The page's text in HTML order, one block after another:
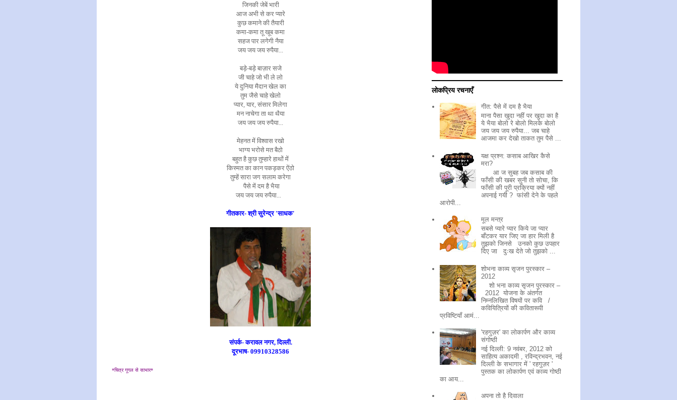
जिनकी जेबें भारी
आज अभी से कर प्यारे
कुछ कमाने की तैयारी
कमा-कमा तू खूब कमा
सहज पार लगेगी नैया
जय जय जय रुपैया...
बड़े-बड़े बाज़ार सजे
जी चाहे जो भी ले लो
ये दुनिया मैदान खेल का
तुम जैसे चाहे खेलो
प्यार, यार, संसार मिलेगा
मन नाचेगा ता था थैया
जय जय जय रुपैया...
मेहनत में विश्वास रखो
भाग्य भरोसे मत बैठो
बहुत है कुछ तुम्हारे हाथों में
किस्मत का कान पकड़कर ऐंठो
तुम्हें सारा जग सलाम करेगा
पैसे में दम है भैया
जय जय जय रुपैया...
गीतकार- श्री सुरेन्द्र 'साधक'
संपर्क- करावल नगर, दिल्ली.
दूरभाष- 09910328586
*चित्र गूगल से साभार*
लोकप्रिय रचनाएँ
गीत: पैसे में दम है भैया
माना पैसा खुदा नहीं पर खुदा का है
ये भैया बोलो रे बोलो मिलके बोलो
जय जय जय रुपैया... जब चाहे
आजमा कर देखो ताकत तुम पैसे ...
यक्ष प्रश्न: कसाब आखिर कैसे
मरा?
आ ज सुबह जब कसाब की
फाँसी की खबर सुनी तो सोचा, कि
फाँसी की पूरी प्रक्रिया क्यों नहीं
अपनाई गयी ? फांसी देने के पहले
आरोपी...
मूल मन्त्र
सबसे प्यारे प्यार किये जा प्यार
बाँटकर यार जिए जा हार मिली है
तुझको जिनसे उनको कुछ उपहार
दिए जा दुःख देते जो तुझको ...
शोभना काव्य सृजन पुरस्कार –
2012
शो भना काव्य सृजन पुरस्कार –
2012 योजना के अंतर्गत
निम्नलिखित विषयों पर कवि /
कवियित्रियों की कवितारूपी
प्रविष्टियाँ आमं...
'रहगुज़र' का लोकार्पण और काव्य
संगोष्ठी
नई दिल्ली: 9 नवंबर, 2012 को
साहित्य अकादमी , रविन्द्रभवन, नई
दिल्ली के सभागार में ' रहगुज़र '
पुस्तक का लोकार्पण एवं काव्य गोष्ठी
का आय...
अपना तो है दिवाला